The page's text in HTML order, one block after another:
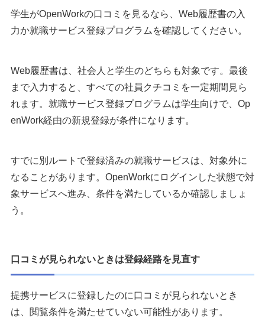
学生がOpenWorkの口コミを見るなら、Web履歴書の入
力か就職サービス登録プログラムを確認してください。
Web履歴書は、社会人と学生のどちらも対象です。最後
まで入力すると、すべての社員クチコミを一定期間見ら
れます。就職サービス登録プログラムは学生向けで、Op
enWork経由の新規登録が条件になります。
すでに別ルートで登録済みの就職サービスは、対象外に
なることがあります。OpenWorkにログインした状態で対
象サービスへ進み、条件を満たしているか確認しましょ
う。
口コミが見られないときは登録経路を見直す
提携サービスに登録したのに口コミが見られないとき
は、閲覧条件を満たせていない可能性があります。